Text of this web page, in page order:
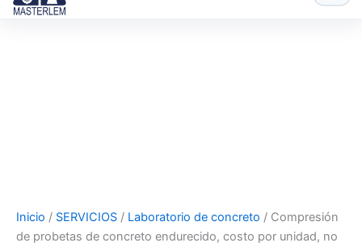
Inicio / SERVICIOS / Laboratorio de concreto / Compresión
de probetas de concreto endurecido, costo por unidad, no
por